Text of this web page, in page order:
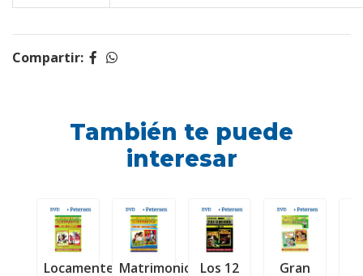
Compartir:
También te puede
interesar
Locamente Matrimonio
Los 12
Gran